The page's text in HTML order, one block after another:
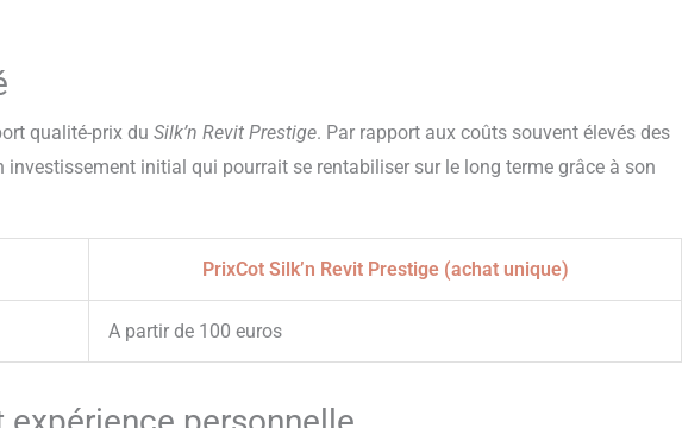
qualité-prix du Silk’n Revit Prestige. Par rapport aux coûts souvent élevés des
initial qui pourrait se rentabiliser sur le long terme grâce à son
PrixCot Silk’n Revit Prestige (achat unique)
A partir de 100 euros